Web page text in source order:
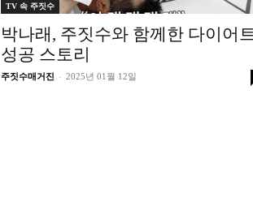
TV 속 주짓수
박나래, 주짓수와 함께한 다이어
성공 스토리
주짓수매거진 - 2025년 01월 12일